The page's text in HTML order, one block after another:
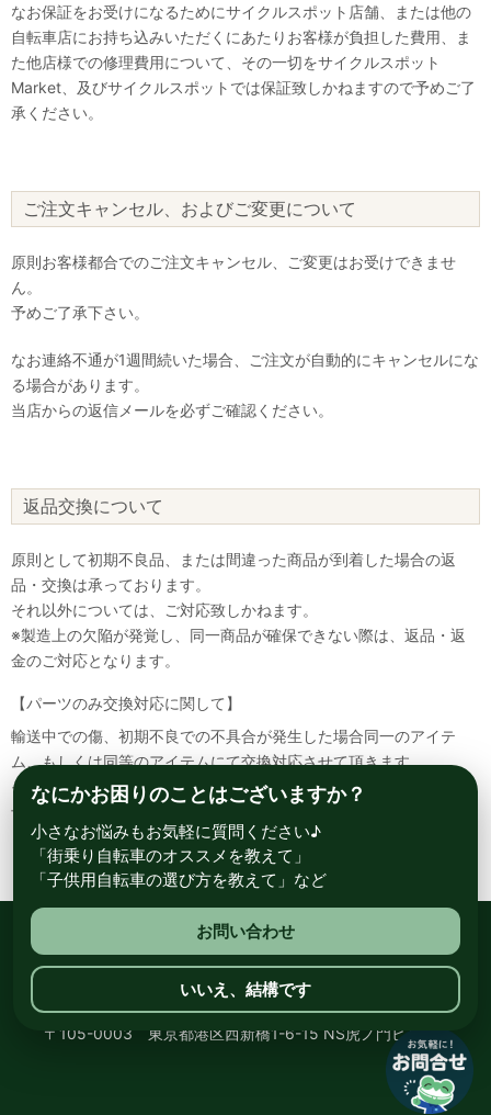
なお保証をお受けになるためにサイクルスポット店舗、または他の
自転車店にお持ち込みいただくにあたりお客様が負担した費用、ま
た他店様での修理費用について、その一切をサイクルスポット
Market、及びサイクルスポットでは保証致しかねますので予めご了
承ください。
ご注文キャンセル、およびご変更について
原則お客様都合でのご注文キャンセル、ご変更はお受けできませ
ん。
予めご了承下さい。
なお連絡不通が1週間続いた場合、ご注文が自動的にキャンセルにな
る場合があります。
当店からの返信メールを必ずご確認ください。
返品交換について
原則として初期不良品、または間違った商品が到着した場合の返
品・交換は承っております。
それ以外については、ご対応致しかねます。
※製造上の欠陥が発覚し、同一商品が確保できない際は、返品・返
金のご対応となります。
【パーツのみ交換対応に関して】
輸送中での傷、初期不良での不具合が発生した場合同一のアイテ
ム、もしくは同等のアイテムにて交換対応させて頂きます。
その場合該当部品を着払いにて返送して頂く必要が御座いますので
予めご了承ください。
総合自転車専門店 サイクルスポット ル・サイク
〒105-0003 東京都港区西新橋1-6-15 NS虎ノ門ビル8階
なにかお困りのことはございますか？
小さなお悩みもお気軽に質問ください♪
「街乗り自転車のオススメを教えて」
「子供用自転車の選び方を教えて」など
お問い合わせ
いいえ、結構です